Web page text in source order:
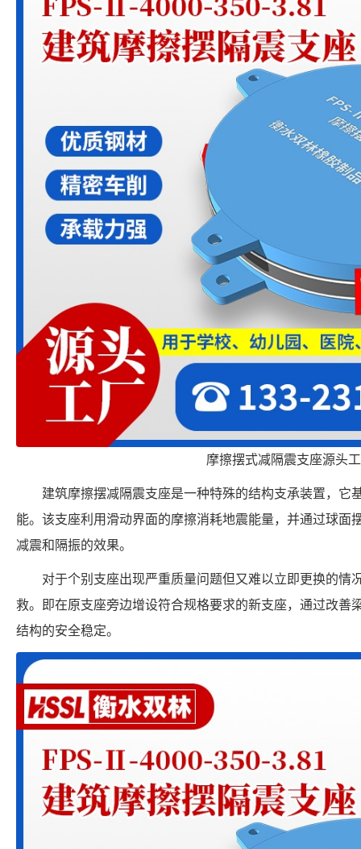
摩擦摆式减隔震支座源头
建筑摩擦摆减隔震支座是一种特殊的结构支承装置，它
能。该支座利用滑动界面的摩擦消耗地震能量，并通过球面
减震和隔振的效果。
对于个别支座出现严重质量问题但又难以立即更换的情
救。即在原支座旁边增设符合规格要求的新支座，通过改善
结构的安全稳定。